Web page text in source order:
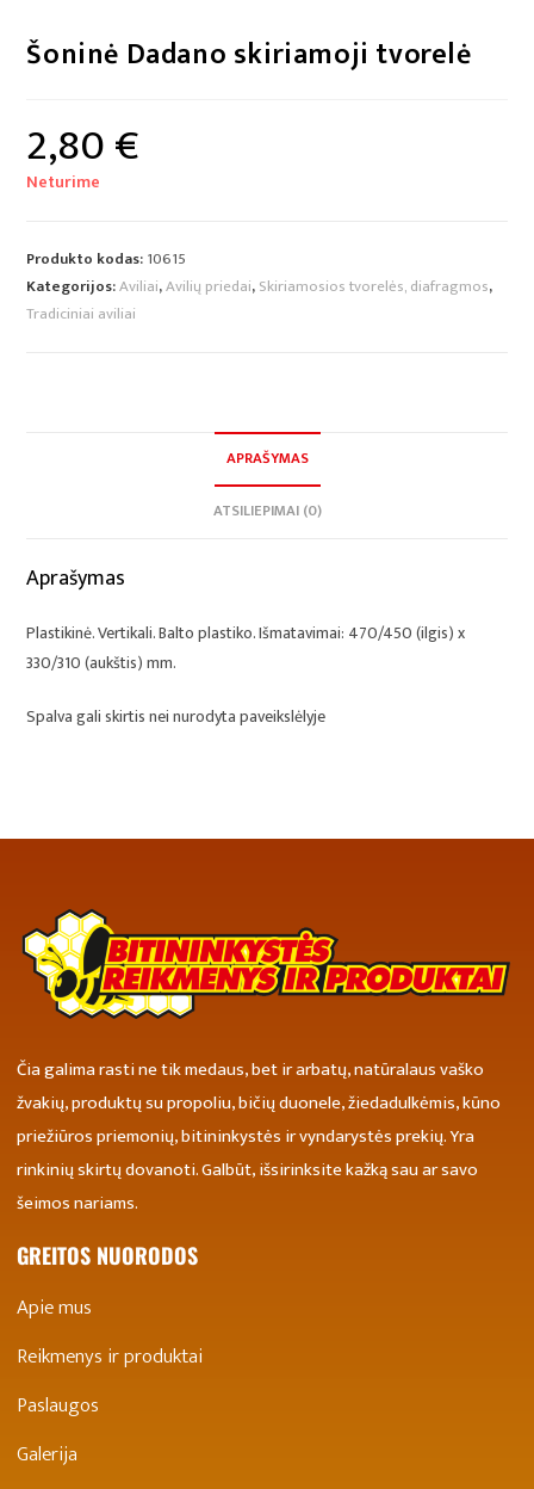
Šoninė Dadano skiriamoji tvorelė
2,80€
Neturime
Produkto kodas:10615
Kategorijos:Aviliai,Avilių priedai,Skiriamosios tvorelės, diafragmos,
Tradiciniai aviliai
APRAŠYMAS
ATSILIEPIMAI (0)
Aprašymas
Plastikinė. Vertikali. Balto plastiko. Išmatavimai: 470/450 (ilgis) x
330/310 (aukštis) mm.
Spalva gali skirtis nei nurodyta paveikslėlyje
Čia galima rasti ne tik medaus, bet ir arbatų, natūralaus vaško
žvakių, produktų su propoliu, bičių duonele, žiedadulkėmis, kūno
priežiūros priemonių, bitininkystės ir vyndarystės prekių. Yra
rinkinių skirtų dovanoti. Galbūt, išsirinksite kažką sau ar savo
šeimos nariams.
GREITOS NUORODOS
Apie mus
Reikmenys ir produktai
Paslaugos
Galerija